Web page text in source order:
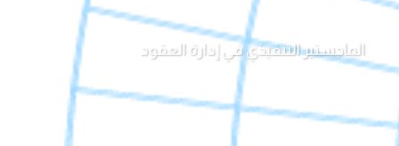
الماجستير التنفيذي في إدارة العقود